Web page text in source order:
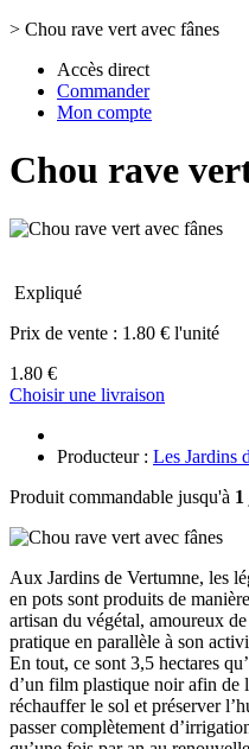
> Chou rave vert avec fânes
Accès direct
Commander
Mon compte
Chou rave
Expliqué
Prix de vente : 1.80 € l'unité
1.80 €
Choisir une livraison
Producteur : Les Jardins
Produit commandable jusqu'à 1
Aux Jardins de Vertumne, les
en pots sont produits de
artisan du végétal, amoureux
pratique en parallèle à son
En tout, ce sont 3,5 hectares
d’un film plastique noir afin de
réchauffer le sol et préserver
passer complètement